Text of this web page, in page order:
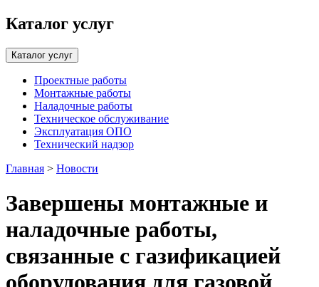
Каталог услуг
Каталог услуг
Проектные работы
Монтажные работы
Наладочные работы
Техническое обслуживание
Эксплуатация ОПО
Технический надзор
Главная > Новости
Завершены монтажные и
наладочные работы,
связанные с газификацией